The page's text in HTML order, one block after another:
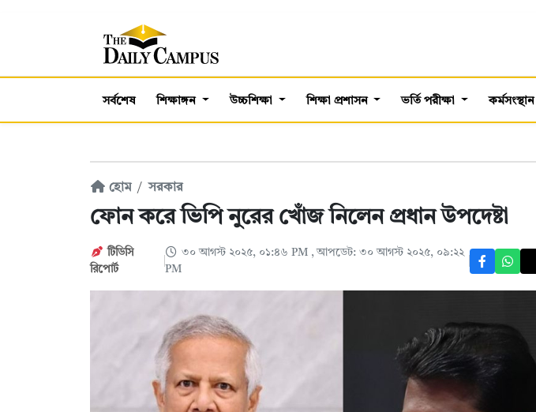
সর্বশেষ শিক্ষাঙ্গন উচ্চশিক্ষা শিক্ষা প্রশাসন ভর্তি পরীক্ষা কর্মসংস্থান
হোম সরকার
ফোন করে ভিপি নুরের খোঁজ নিলেন প্রধান উপদেষ্টা
টিডিসি
রিপোর্ট
৩০ আগস্ট ২০২৫, ০১:৪৬ PM , আপডেট: ৩০ আগস্ট ২০২৫, ০৯:২২
PM